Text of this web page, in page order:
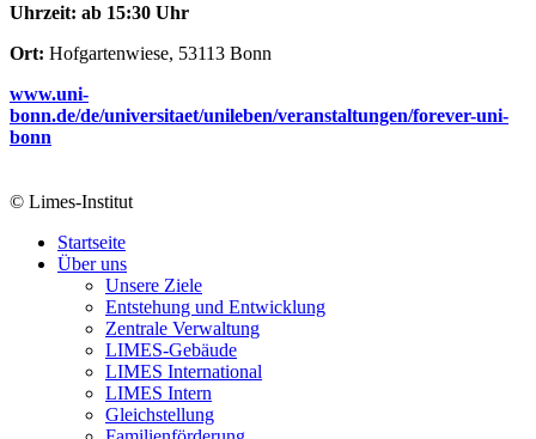
Uhrzeit: ab 15:30 Uhr
Ort: Hofgartenwiese, 53113 Bonn
www.uni-
bonn.de/de/universitaet/unileben/veranstaltungen/forever-uni-
bonn
© Limes-Institut
Startseite
Über uns
Unsere Ziele
Entstehung und Entwicklung
Zentrale Verwaltung
LIMES-Gebäude
LIMES International
LIMES Intern
Gleichstellung